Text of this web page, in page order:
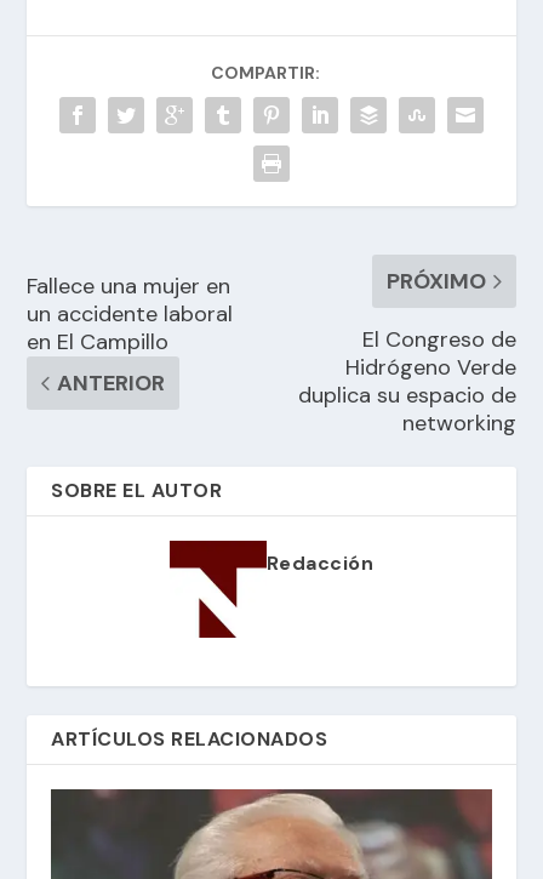
COMPARTIR:
Fallece una mujer en
un accidente laboral
en El Campillo
ANTERIOR
PRÓXIMO
El Congreso de
Hidrógeno Verde
duplica su espacio de
networking
SOBRE EL AUTOR
Redacción
ARTÍCULOS RELACIONADOS